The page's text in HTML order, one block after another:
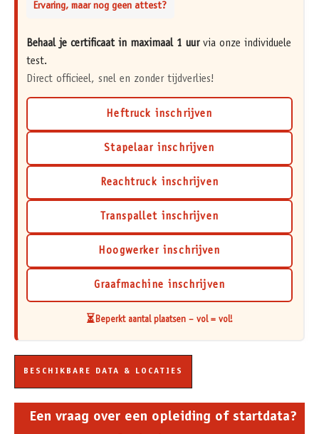
Ervaring, maar nog geen attest?
Behaal je certificaat in maximaal 1 uurvia onze individuele
test.
Direct officieel, snel en zonder tijdverlies!
Heftruck inschrijven
Stapelaar inschrijven
Reachtruck inschrijven
Transpallet inschrijven
Hoogwerker inschrijven
Graafmachine inschrijven
⏳ Beperkt aantal plaatsen – vol = vol!
BESCHIKBARE DATA & LOCATIES
Een vraag over een opleiding of startdata?